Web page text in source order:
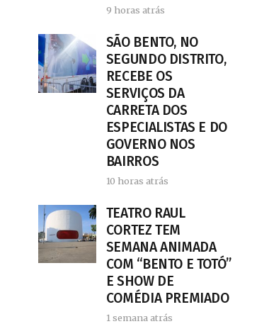
9 horas atrás
SÃO BENTO, NO
SEGUNDO DISTRITO,
RECEBE OS
SERVIÇOS DA
CARRETA DOS
ESPECIALISTAS E DO
GOVERNO NOS
BAIRROS
10 horas atrás
TEATRO RAUL
CORTEZ TEM
SEMANA ANIMADA
COM “BENTO E TOTÓ”
E SHOW DE
COMÉDIA PREMIADO
1 semana atrás